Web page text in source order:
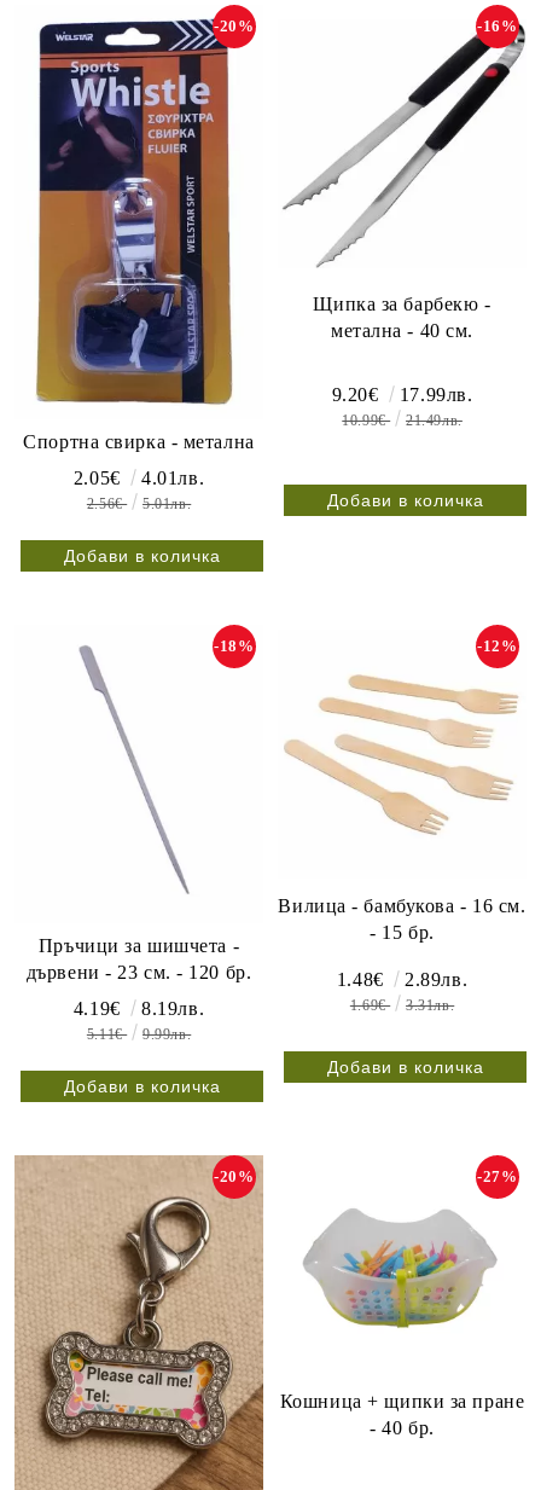
Спортна свирка - метална
-20%
2.05€ 4.01лв.
2.56€ 5.01лв.
Щипка за барбекю -
метална - 40 см.
-16%
9.20€ 17.99лв.
10.99€ 21.49лв.
Пръчици за шишчета -
дървени - 23 см. - 120 бр.
-18%
4.19€ 8.19лв.
5.11€ 9.99лв.
Вилица - бамбукова - 16 см.
- 15 бр.
-12%
1.48€ 2.89лв.
1.69€ 3.31лв.
-20%
Кошница + щипки за пране
- 40 бр.
-27%